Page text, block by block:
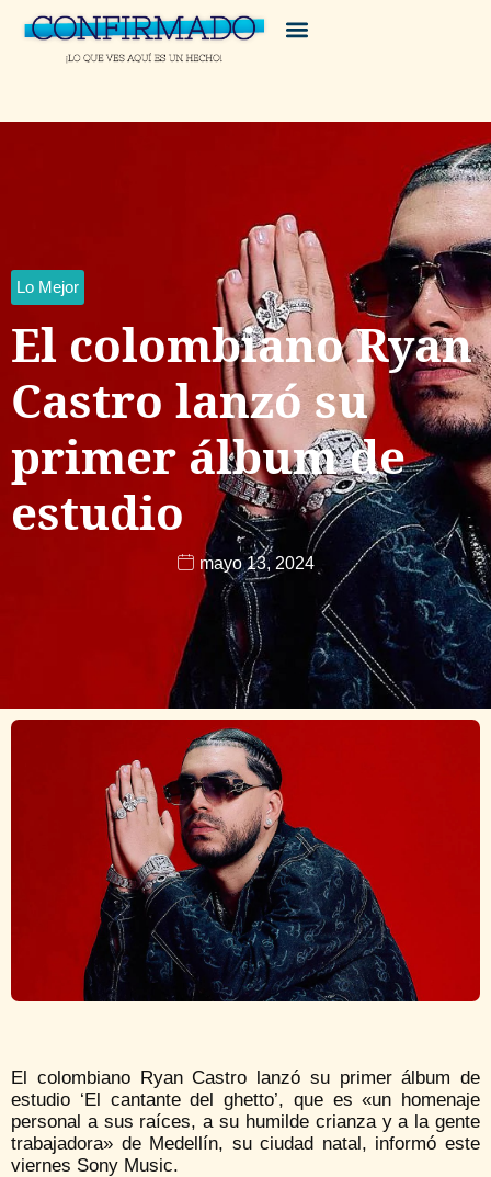
Lo Mejor
El colombiano Ryan
Castro lanzó su
primer álbum de
estudio
mayo 13, 2024
El colombiano Ryan Castro lanzó su primer álbum de
estudio ‘El cantante del ghetto’, que es «un homenaje
personal a sus raíces, a su humilde crianza y a la gente
trabajadora» de Medellín, su ciudad natal, informó este
viernes Sony Music.